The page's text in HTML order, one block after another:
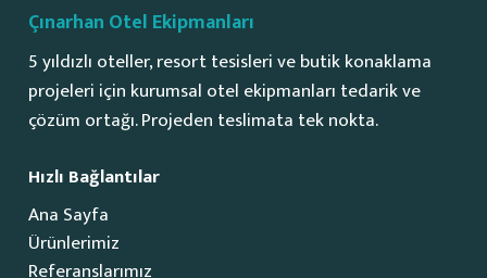
Çınarhan Otel Ekipmanları
5 yıldızlı oteller, resort tesisleri ve butik konaklama
projeleri için kurumsal otel ekipmanları tedarik ve
çözüm ortağı. Projeden teslimata tek nokta.
Hızlı Bağlantılar
Ana Sayfa
Ürünlerimiz
Referanslarımız